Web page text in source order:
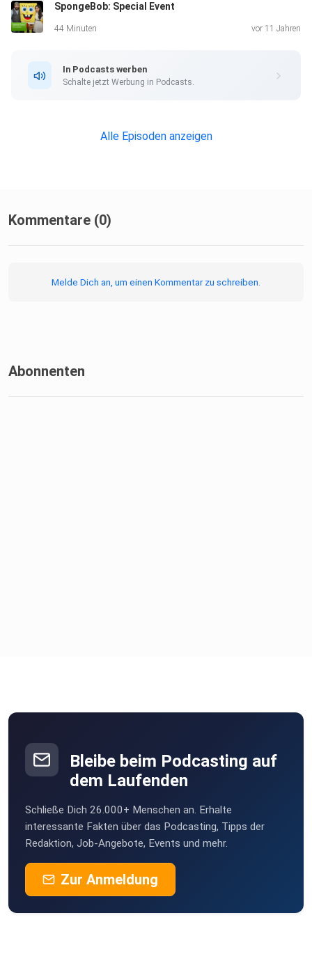
SpongeBob: Special Event
44 Minuten vor 11 Jahren
In Podcasts werben
Schalte jetzt Werbung in Podcasts.
Alle Episoden anzeigen
Kommentare (0)
Melde Dich an, um einen Kommentar zu schreiben.
Abonnenten
Bleibe beim Podcasting auf
dem Laufenden
Schließe Dich 26.000+ Menschen an. Erhalte
interessante Fakten über das Podcasting, Tipps der
Redaktion, Job-Angebote, Events und mehr.
Zur Anmeldung